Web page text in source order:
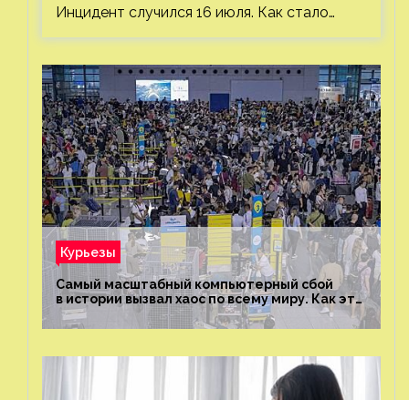
Инцидент случился 16 июля. Как стало…
Курьезы
Самый масштабный компьютерный сбой
в истории вызвал хаос по всему миру. Как это
было?